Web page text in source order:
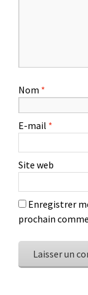
Nom *
E-mail *
Site web
Enregistrer
prochain